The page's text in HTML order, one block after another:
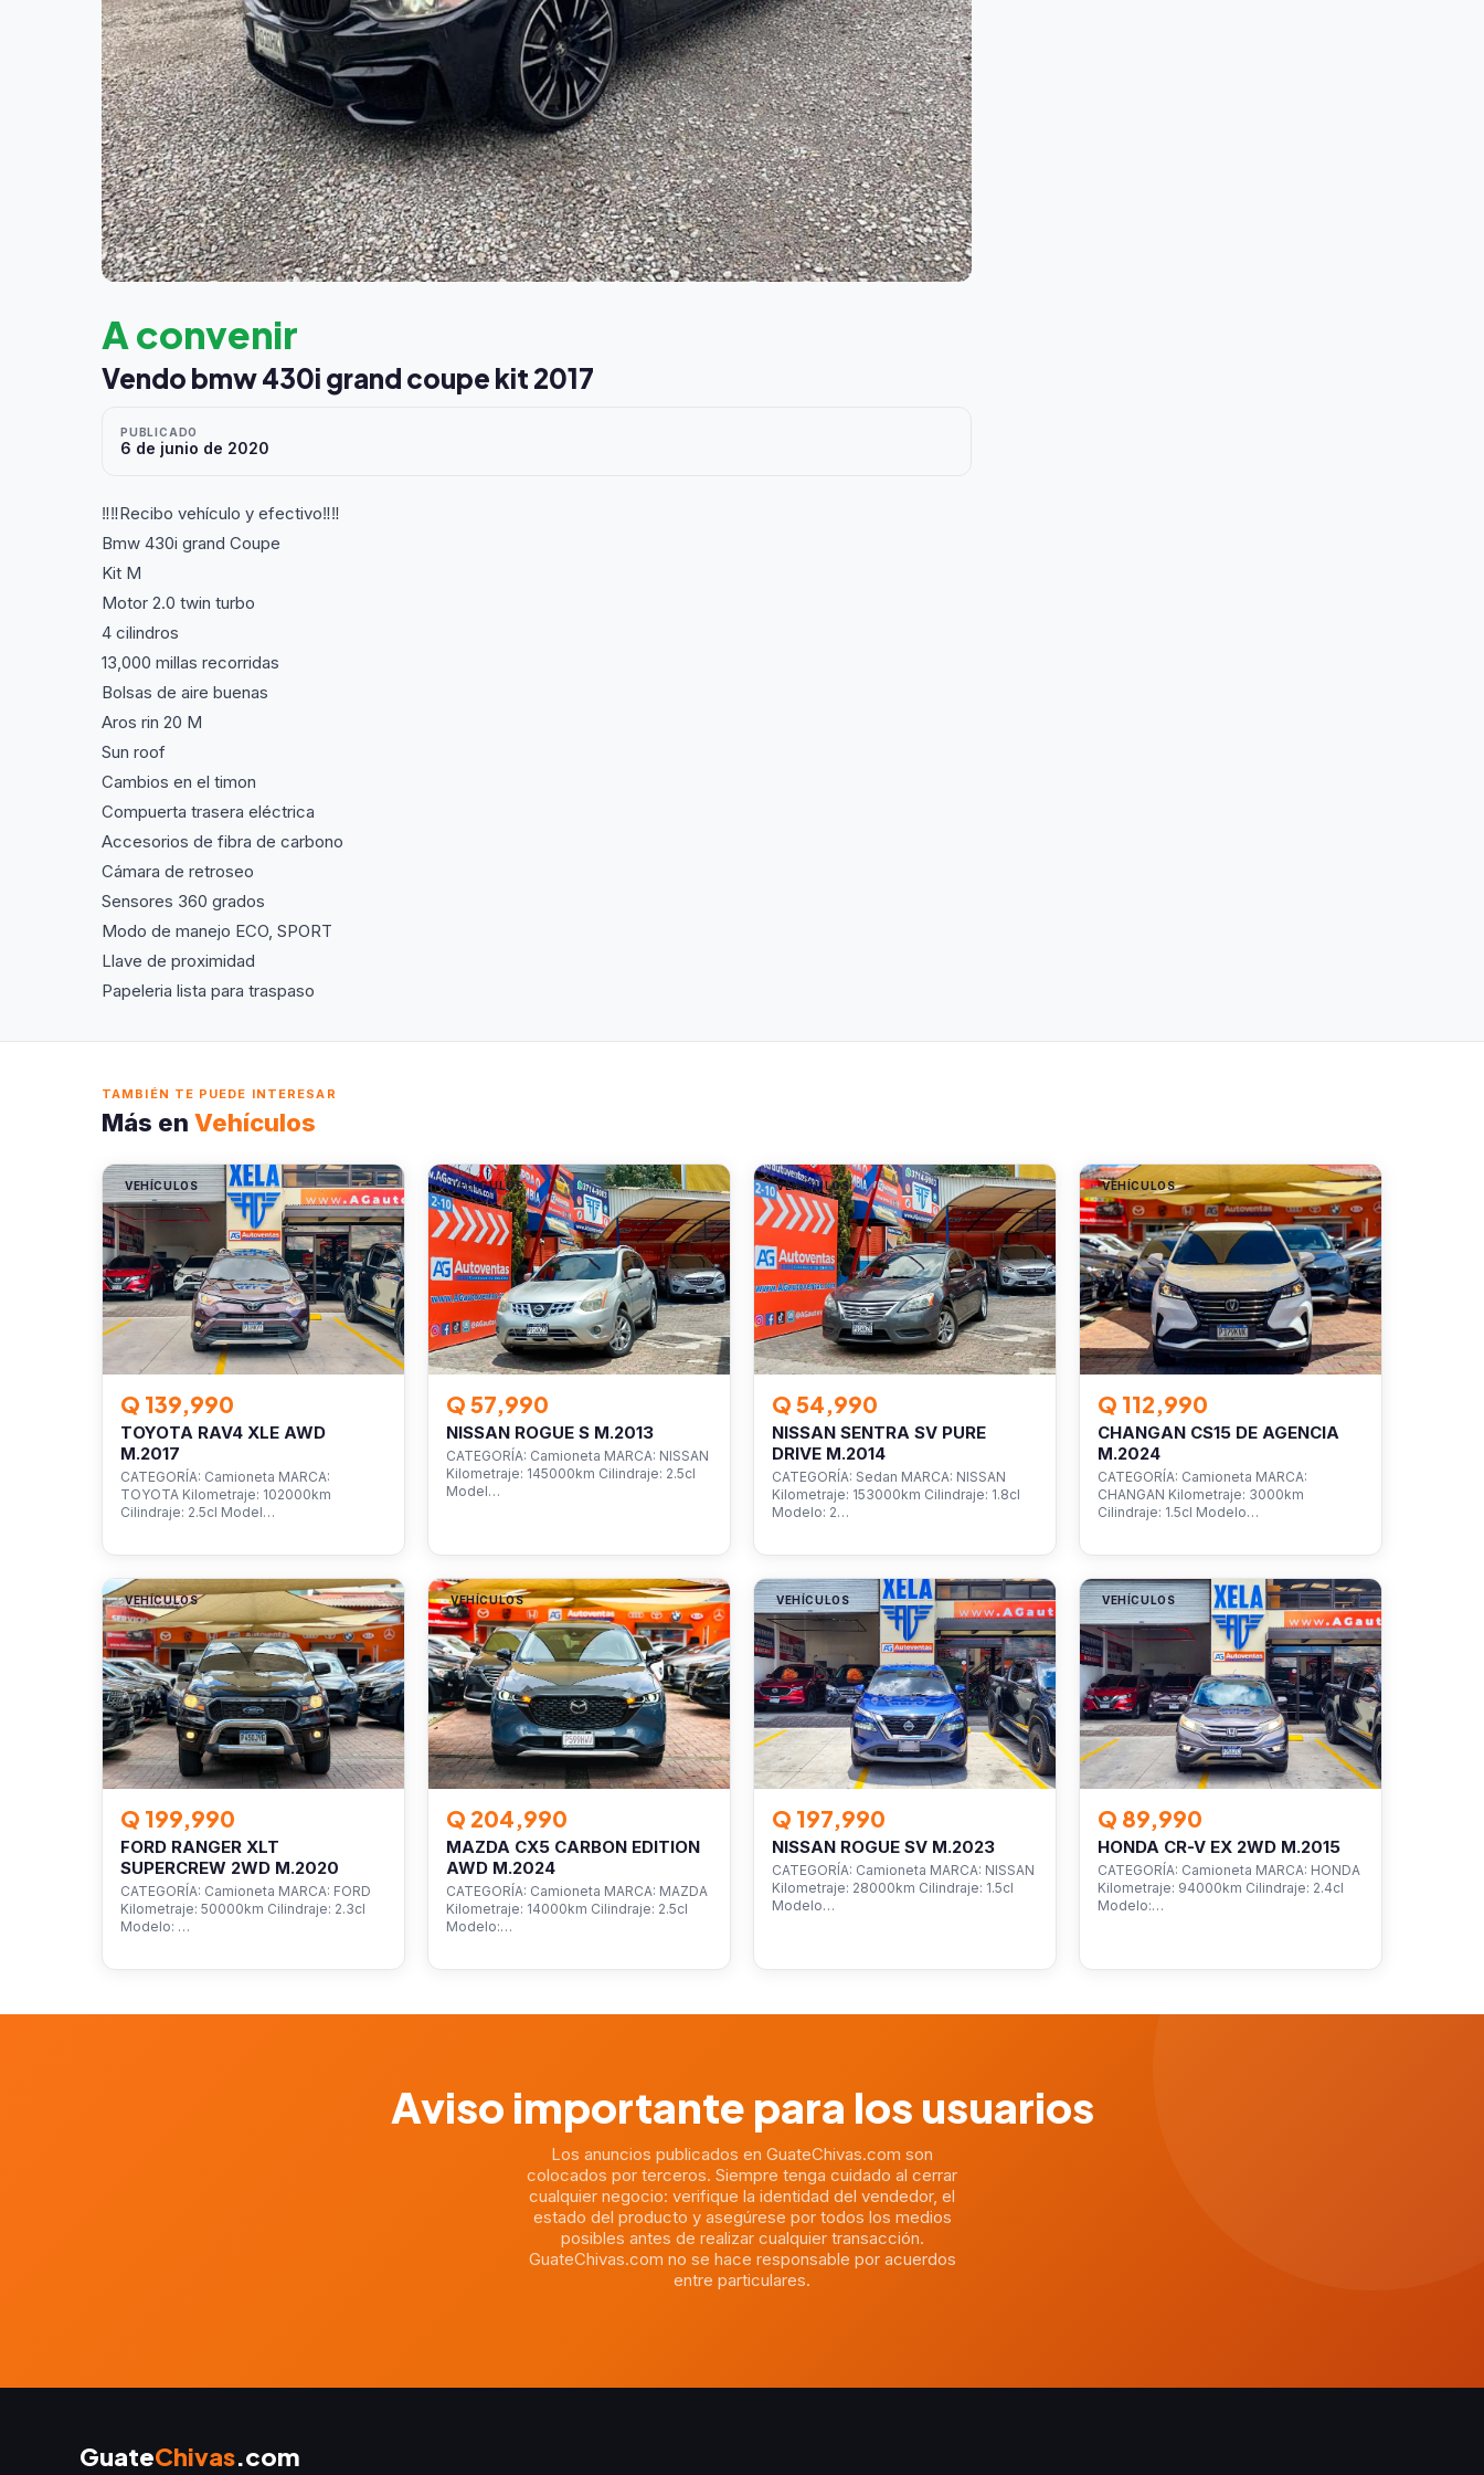
A convenir
Vendo bmw 430i grand coupe kit 2017
PUBLICADO
6 de junio de 2020
‼️‼️Recibo vehículo y efectivo‼️‼️
Bmw 430i grand Coupe
Kit M
Motor 2.0 twin turbo
4 cilindros
13,000 millas recorridas
Bolsas de aire buenas
Aros rin 20 M
Sun roof
Cambios en el timon
Compuerta trasera eléctrica
Accesorios de fibra de carbono
Cámara de retroseo
Sensores 360 grados
Modo de manejo ECO, SPORT
Llave de proximidad
Papeleria lista para traspaso
TAMBIÉN TE PUEDE INTERESAR
Más en Vehículos
VEHÍCULOS
Q 139,990
TOYOTA RAV4 XLE AWD
M.2017
CATEGORÍA: Camioneta MARCA:
TOYOTA Kilometraje: 102000km
Cilindraje: 2.5cl Model…
VEHÍCULOS
Q 57,990
NISSAN ROGUE S M.2013
CATEGORÍA: Camioneta MARCA: NISSAN
Kilometraje: 145000km Cilindraje: 2.5cl
Model…
VEHÍCULOS
Q 54,990
NISSAN SENTRA SV PURE
DRIVE M.2014
CATEGORÍA: Sedan MARCA: NISSAN
Kilometraje: 153000km Cilindraje: 1.8cl
Modelo: 2…
VEHÍCULOS
Q 112,990
CHANGAN CS15 DE AGENCIA
M.2024
CATEGORÍA: Camioneta MARCA:
CHANGAN Kilometraje: 3000km
Cilindraje: 1.5cl Modelo…
VEHÍCULOS
Q 199,990
FORD RANGER XLT
SUPERCREW 2WD M.2020
CATEGORÍA: Camioneta MARCA: FORD
Kilometraje: 50000km Cilindraje: 2.3cl
Modelo: …
VEHÍCULOS
Q 204,990
MAZDA CX5 CARBON EDITION
AWD M.2024
CATEGORÍA: Camioneta MARCA: MAZDA
Kilometraje: 14000km Cilindraje: 2.5cl
Modelo:…
VEHÍCULOS
Q 197,990
NISSAN ROGUE SV M.2023
CATEGORÍA: Camioneta MARCA: NISSAN
Kilometraje: 28000km Cilindraje: 1.5cl
Modelo…
VEHÍCULOS
Q 89,990
HONDA CR-V EX 2WD M.2015
CATEGORÍA: Camioneta MARCA: HONDA
Kilometraje: 94000km Cilindraje: 2.4cl
Modelo:…
Aviso importante para los usuarios
Los anuncios publicados en GuateChivas.com son
colocados por terceros. Siempre tenga cuidado al cerrar
cualquier negocio: verifique la identidad del vendedor, el
estado del producto y asegúrese por todos los medios
posibles antes de realizar cualquier transacción.
GuateChivas.com no se hace responsable por acuerdos
entre particulares.
GuateChivas.com